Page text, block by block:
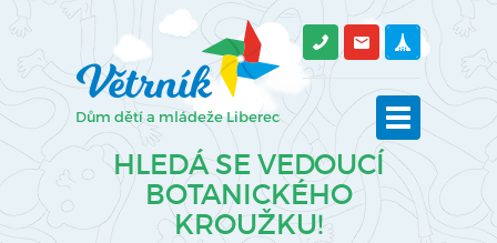
HLEDÁ SE VEDOUCÍ
BOTANICKÉHO
KROUŽKU!